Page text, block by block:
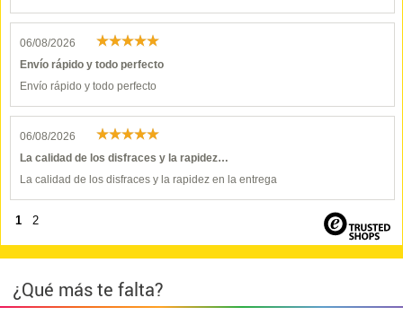
06/08/2026
Envío rápido y todo perfecto
Envío rápido y todo perfecto
06/08/2026
La calidad de los disfraces y la rapidez…
La calidad de los disfraces y la rapidez en la entrega
1 2
¿Qué más te falta?